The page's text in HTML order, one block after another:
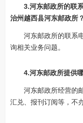
3.河东邮政所的联
治州越西县河东邮政所？
河东邮政所的联系
询相关业务问题。
4.河东邮政所提供
河东邮政所经营的
汇兑、报刊订阅等，不